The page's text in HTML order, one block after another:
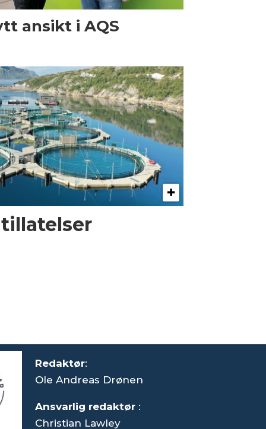
ansikt i AQS
Redaktør:
Ole Andreas Drønen
Ansvarlig redaktør :
Christian Lawley